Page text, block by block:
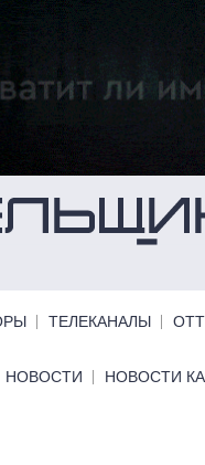
ТЕЛЕКАНАЛЫ ОТТ
НОВОСТИ НОВОСТИ